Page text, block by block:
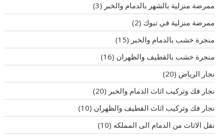
ممرضة منزلية بالشهر بالدمام والخبر (3)
ممرضة منزلية في تبوك (2)
منجرة خشب بالدمام والخبر (15)
منجرة خشب بالقطيف والظهران (16)
نجار الرياض (20)
نجار فك وتركيب اثاث الدمام والخبر (20)
نجار فك وتركيب اثاث القطيف والظهران (10)
نقل الاثاث من الدمام الى المملكه (10)